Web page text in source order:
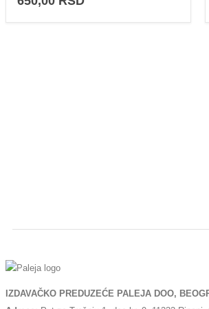
IZDAVAČKO PREDUZEĆE PALEJA DOO,